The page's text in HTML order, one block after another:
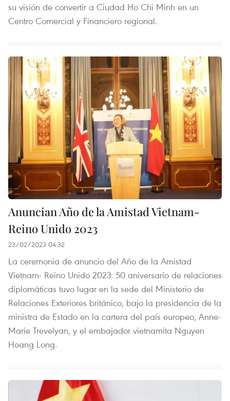
su visión de convertir a Ciudad Ho Chi Minh en un
Centro Comercial y Financiero regional.
Anuncian Año de la Amistad Vietnam-
Reino Unido 2023
23/02/2023 04:32
La ceremonia de anuncio del Año de la Amistad
Vietnam- Reino Unido 2023: 50 aniversario de relaciones
diplomáticas tuvo lugar en la sede del Ministerio de
Relaciones Exteriores británico, bajo la presidencia de la
ministra de Estado en la cartera del país europeo, Anne-
Marie Trevelyan, y el embajador vietnamita Nguyen
Hoang Long.